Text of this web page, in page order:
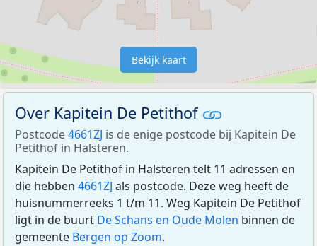
Bekijk kaart
Over Kapitein De Petithof
Postcode4661ZJ is de enige postcode bij Kapitein De
Petithof in Halsteren.
Kapitein De Petithof in Halsteren telt 11 adressen en
die hebben 4661ZJ als postcode. Deze weg heeft de
huisnummerreeks 1 t/m 11. Weg Kapitein De Petithof
ligt in de buurt De Schans en Oude Molen binnen de
gemeente Bergen op Zoom.